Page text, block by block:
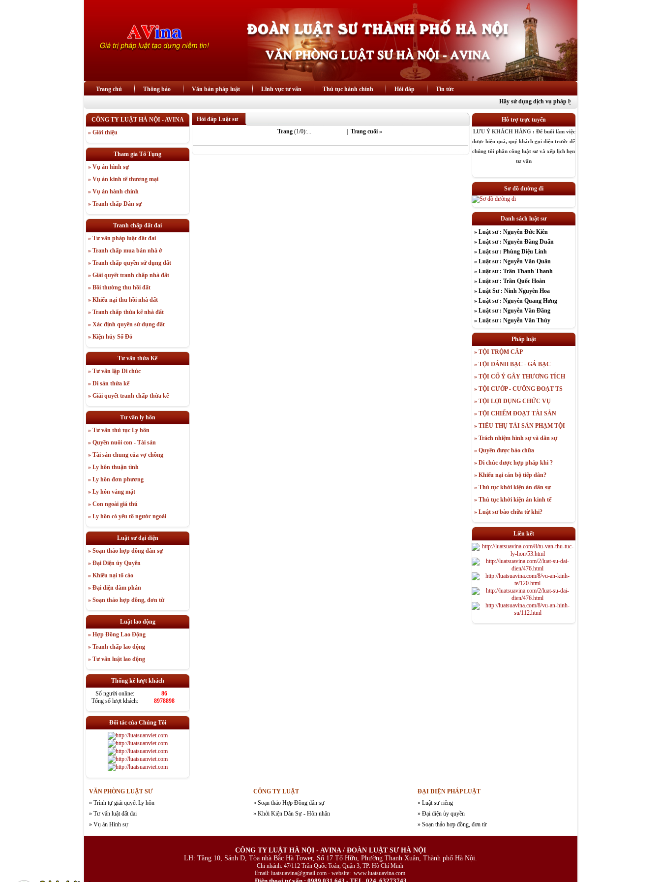
Trang chủ Thông báo Văn bản pháp luật Lĩnh vực tư vấn Thủ tục hành chính Hỏi đáp
Tin tức
Hãy sử dụng dịch vụ pháp lý theo cách chuyên nghiệp vì lợi ích
CÔNG TY LUẬT HÀ NỘI - AVINA
» Giới thiệu
Tham gia Tố Tụng
» Vụ án hình sự
» Vụ án kinh tế thương mại
» Vụ án hành chính
» Tranh chấp Dân sự
Tranh chấp đất đai
» Tư vấn pháp luật đất đai
» Tranh chấp mua bán nhà ở
» Tranh chấp quyền sử dụng đất
» Giải quyết tranh chấp nhà đất
» Bồi thường thu hồi đất
» Khiếu nại thu hồi nhà đất
» Tranh chấp thừa kế nhà đất
» Xác định quyền sử dụng đất
» Kiện hủy Sổ Đỏ
Tư vấn thừa Kế
» Tư vấn lập Di chúc
» Di sản thừa kế
» Giải quyết tranh chấp thừa kế
Tư vấn ly hôn
» Tư vấn thủ tục Ly hôn
» Quyền nuôi con - Tài sản
» Tài sản chung của vợ chồng
» Ly hôn thuận tình
» Ly hôn đơn phương
» Ly hôn vắng mặt
» Con ngoài giá thú
» Ly hôn có yếu tố ngước ngoài
Luật sư đại diện
» Soạn thảo hợp đồng dân sự
» Đại Diện ủy Quyền
» Khiếu nại tố cáo
» Đại diện đàm phán
» Soạn thảo hợp đồng, đơn từ
Luật lao động
» Hợp Đồng Lao Động
» Tranh chấp lao động
» Tư vấn luật lao động
Thống kê lượt khách
Số người online:
86
Tổng số lượt khách:
8978898
Đối tác của Chúng Tôi
Hỏi đáp Luật sư
Trang (1/0):... Trang cuối »
Hỗ trợ trực tuyến
LƯU Ý KHÁCH HÀNG : Để buổi làm việc
được hiệu quả, quý khách gọi điện trước để
chúng tôi phân công luật sư và xếp lịch hẹn
tư vấn
Sơ đồ đường đi
Danh sách luật sư
» Luật sư : Nguyễn Quang Hưng
» Luật sư : Nguyễn Văn Đãng
» Luật sư : Nguyễn Văn Thủy
» Luật sư : Nguyễn Thị Tuyết
» Luật sư : Trần Văn Nga
» Luật sư : Nguyễn Đức Kiên
» Luật sư : Nguyễn Đăng Duẩn
» Luật sư : Phùng Diệu Linh
» Luật sư : Nguyễn Văn Quân
» Luật sư : Trần Thanh Thanh
» Luật sư : Trần Quốc Hoàn
» Luật Sư : Ninh Nguyên Hoa
» Luật sư : Nguyễn Quang Hưng
» Luật sư : Nguyễn Văn Đãng
» Luật sư : Nguyễn Văn Thủy
» Luật sư : Nguyễn Thị Tuyết
» Luật sư : Trần Văn Nga
» Luật sư : Nguyễn Đức Kiên
» Luật sư : Nguyễn Đăng Duẩn
» Luật sư : Phùng Diệu Linh
» Luật sư : Nguyễn Văn Quân
Pháp luật
» TỘI TRỘM CẮP
» TỘI ĐÁNH BẠC - GÁ BẠC
» TỘI CỐ Ý GÂY THƯƠNG TÍCH
» TỘI CƯỚP - CƯỠNG ĐOẠT TS
» TỘI LỢI DỤNG CHỨC VỤ
» TỘI CHIẾM ĐOẠT TÀI SẢN
» TIÊU THỤ TÀI SẢN PHẠM TỘI
» Trách nhiệm hình sự và dân sự
» Quyền được bào chữa
» Di chúc được hợp pháp khi ?
» Khiếu nại cán bộ tiếp dân?
» Thủ tục khởi kiện án dân sự
» Thủ tục khởi kiện án kinh tế
» Luật sư bào chữa từ khi?
Liên kết
VĂN PHÒNG LUẬT SƯ
» Trình tự giải quyết Ly hôn
» Tư vấn luật đất đai
» Vụ án Hình sự
CÔNG TY LUẬT
» Soạn thảo Hợp Đồng dân sự
» Khởi Kiện Dân Sự - Hôn nhân
ĐẠI DIỆN PHÁP LUẬT
» Luật sư riêng
» Đại diện ủy quyền
» Soạn thảo hợp đồng, đơn từ
CÔNG TY LUẬT HÀ NỘI - AVINA / ĐOÀN LUẬT SƯ HÀ NỘI
LH: Tầng 10, Sảnh D, Tòa nhà Bắc Hà Tower, Số 17 Tố Hữu, Phường Thanh Xuân, Thành phố Hà Nội.
Chi nhánh: 47/112 Trần Quốc Toản, Quận 3, TP. Hồ Chí Minh
Email: luatsuavina@gmail.com - website: www.luatsuavina.com